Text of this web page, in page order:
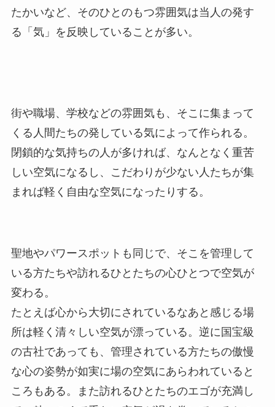
たかいなど、そのひとのもつ雰囲気は当人の発す
る「気」を反映していることが多い。
街や職場、学校などの雰囲気も、そこに集まって
くる人間たちの発している気によって作られる。
閉鎖的な気持ちの人が多ければ、なんとなく重苦
しい空気になるし、こだわりが少ない人たちが集
まれば軽く自由な空気になったりする。
聖地やパワースポットも同じで、そこを管理して
いる方たちや訪れるひとたちの心ひとつで空気が
変わる。
たとえば心から大切にされているなあと感じる場
所は軽く清々しい空気が漂っている。逆に国宝級
の古社であっても、管理されている方たちの傲慢
な心の姿勢が如実に場の空気にあらわれていると
ころもある。また訪れるひとたちのエゴが充満し